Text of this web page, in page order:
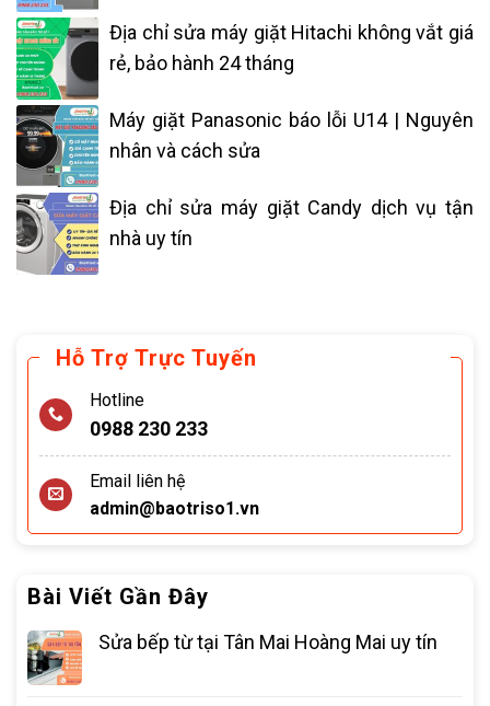
Hỗ Trợ Trực Tuyến
Hotline
0988 230 233
Email liên hệ
admin@baotriso1.vn
Bài Viết Gần Đây
Sửa bếp từ tại Tân Mai Hoàng Mai uy tín
Địa chỉ sửa máy giặt Hitachi không vắt giá
rẻ, bảo hành 24 tháng
Máy giặt Panasonic báo lỗi U14 | Nguyên
nhân và cách sửa
Địa chỉ sửa máy giặt Candy dịch vụ tận
nhà uy tín